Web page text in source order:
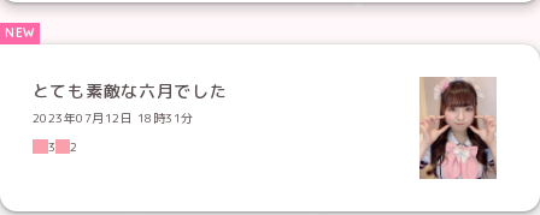
とても素敵な六月でした
2023年07月12日 18時31分
3
2